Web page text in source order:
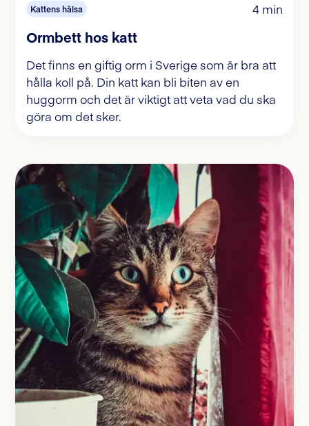
Kattens hälsa 4 min
Ormbett hos katt
Det finns en giftig orm i Sverige som är bra att
hålla koll på. Din katt kan bli biten av en
huggorm och det är viktigt att veta vad du ska
göra om det sker.